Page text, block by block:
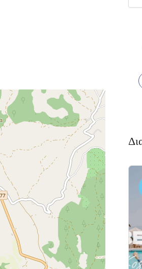
Premium
Πακέτο
Kaminos
Resort
Λίμνη,
Βόρεια
Εύβοια 340 05